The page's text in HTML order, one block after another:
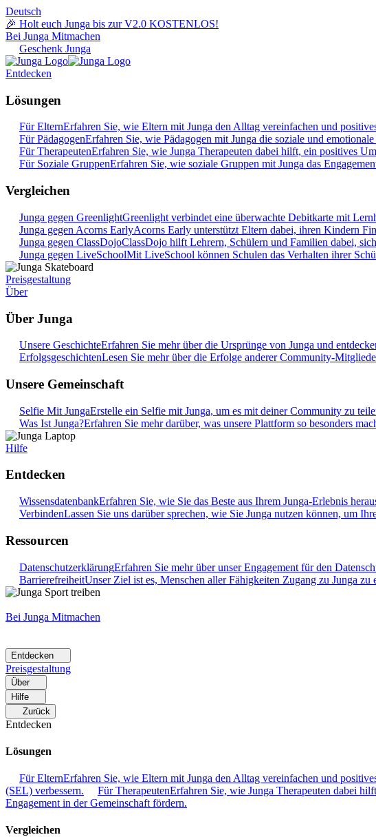
Deutsch
🎉 Holt euch Junga bis zur V2.0 KOSTENLOS!
Bei Junga Mitmachen
Geschenk Junga
Entdecken
Lösungen
Für ElternErfahren Sie, wie Eltern mit Junga den Alltag vereinfachen und
Für PädagogenErfahren Sie, wie Pädagogen mit Junga die soziale und
Für TherapeutenErfahren Sie, wie Junga Therapeuten dabei hilft, ein positives
Für Soziale GruppenErfahren Sie, wie soziale Gruppen mit Junga das
Vergleichen
Junga gegen GreenlightGreenlight verbindet eine überwachte Debitkarte mit
Junga gegen Acorns EarlyAcorns Early unterstützt Eltern dabei, ihren Kindern
Junga gegen ClassDojoClassDojo hilft Lehrern, Schülern und Familien dabei,
Junga gegen LiveSchoolMit LiveSchool können Schulen das Verhalten ihrer
Preisgestaltung
Über
Über Junga
Unsere GeschichteErfahren Sie mehr über die Ursprünge von Junga und
ErfolgsgeschichtenLesen Sie mehr über die Erfolge anderer Community-
Unsere Gemeinschaft
Selfie Mit JungaErstelle ein Selfie mit Junga, um es mit deiner Community zu
Was Ist Junga?Erfahren Sie mehr darüber, was unsere Plattform so besonders
Hilfe
Entdecken
WissensdatenbankErfahren Sie, wie Sie das Beste aus Ihrem Junga-Erlebnis
VerbindenLassen Sie uns darüber sprechen, wie Sie Junga nutzen können, um
Ressourcen
DatenschutzerklärungErfahren Sie mehr über unser Engagement für den
BarrierefreiheitUnser Ziel ist es, Menschen aller Fähigkeiten Zugang zu Junga zu
Bei Junga Mitmachen
Entdecken
Preisgestaltung
Über
Hilfe
Zurück
Entdecken
Lösungen
Für ElternErfahren Sie, wie Eltern mit Junga den Alltag vereinfachen und
(SEL) verbessern.
Für TherapeutenErfahren Sie, wie Junga Therapeuten dabei
Engagement in der Gemeinschaft fördern.
Vergleichen